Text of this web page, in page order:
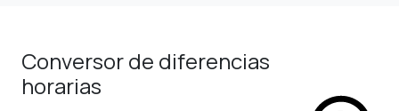
Conversor de diferencias
horarias